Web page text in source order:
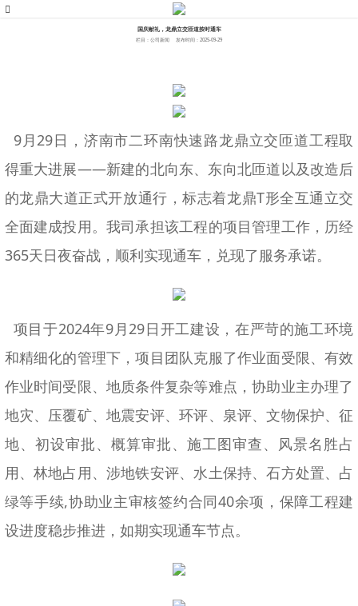
国庆献礼，龙鼎立交匝道按时通车
栏目：公司新闻 发布时间：2025-09-29
9月29日，济南市二环南快速路龙鼎立交匝道工程取
得重大进展——新建的北向东、东向北匝道以及改造后
的龙鼎大道正式开放通行，标志着龙鼎T形全互通立交
全面建成投用。我司承担该工程的项目管理工作，历经
365天日夜奋战，顺利实现通车，兑现了服务承诺。
项目于2024年9月29日开工建设，在严苛的施工环境
和精细化的管理下，项目团队克服了作业面受限、有效
作业时间受限、地质条件复杂等难点，协助业主办理了
地灾、压覆矿、地震安评、环评、泉评、文物保护、征
地、初设审批、概算审批、施工图审查、风景名胜占
用、林地占用、涉地铁安评、水土保持、石方处置、占
绿等手续,协助业主审核签约合同40余项，保障工程建
设进度稳步推进，如期实现通车节点。